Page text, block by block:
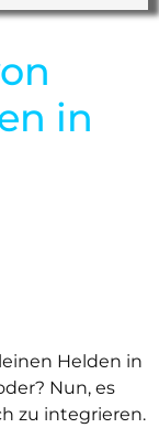
in
Helden in
Nun, es
zu integrieren.